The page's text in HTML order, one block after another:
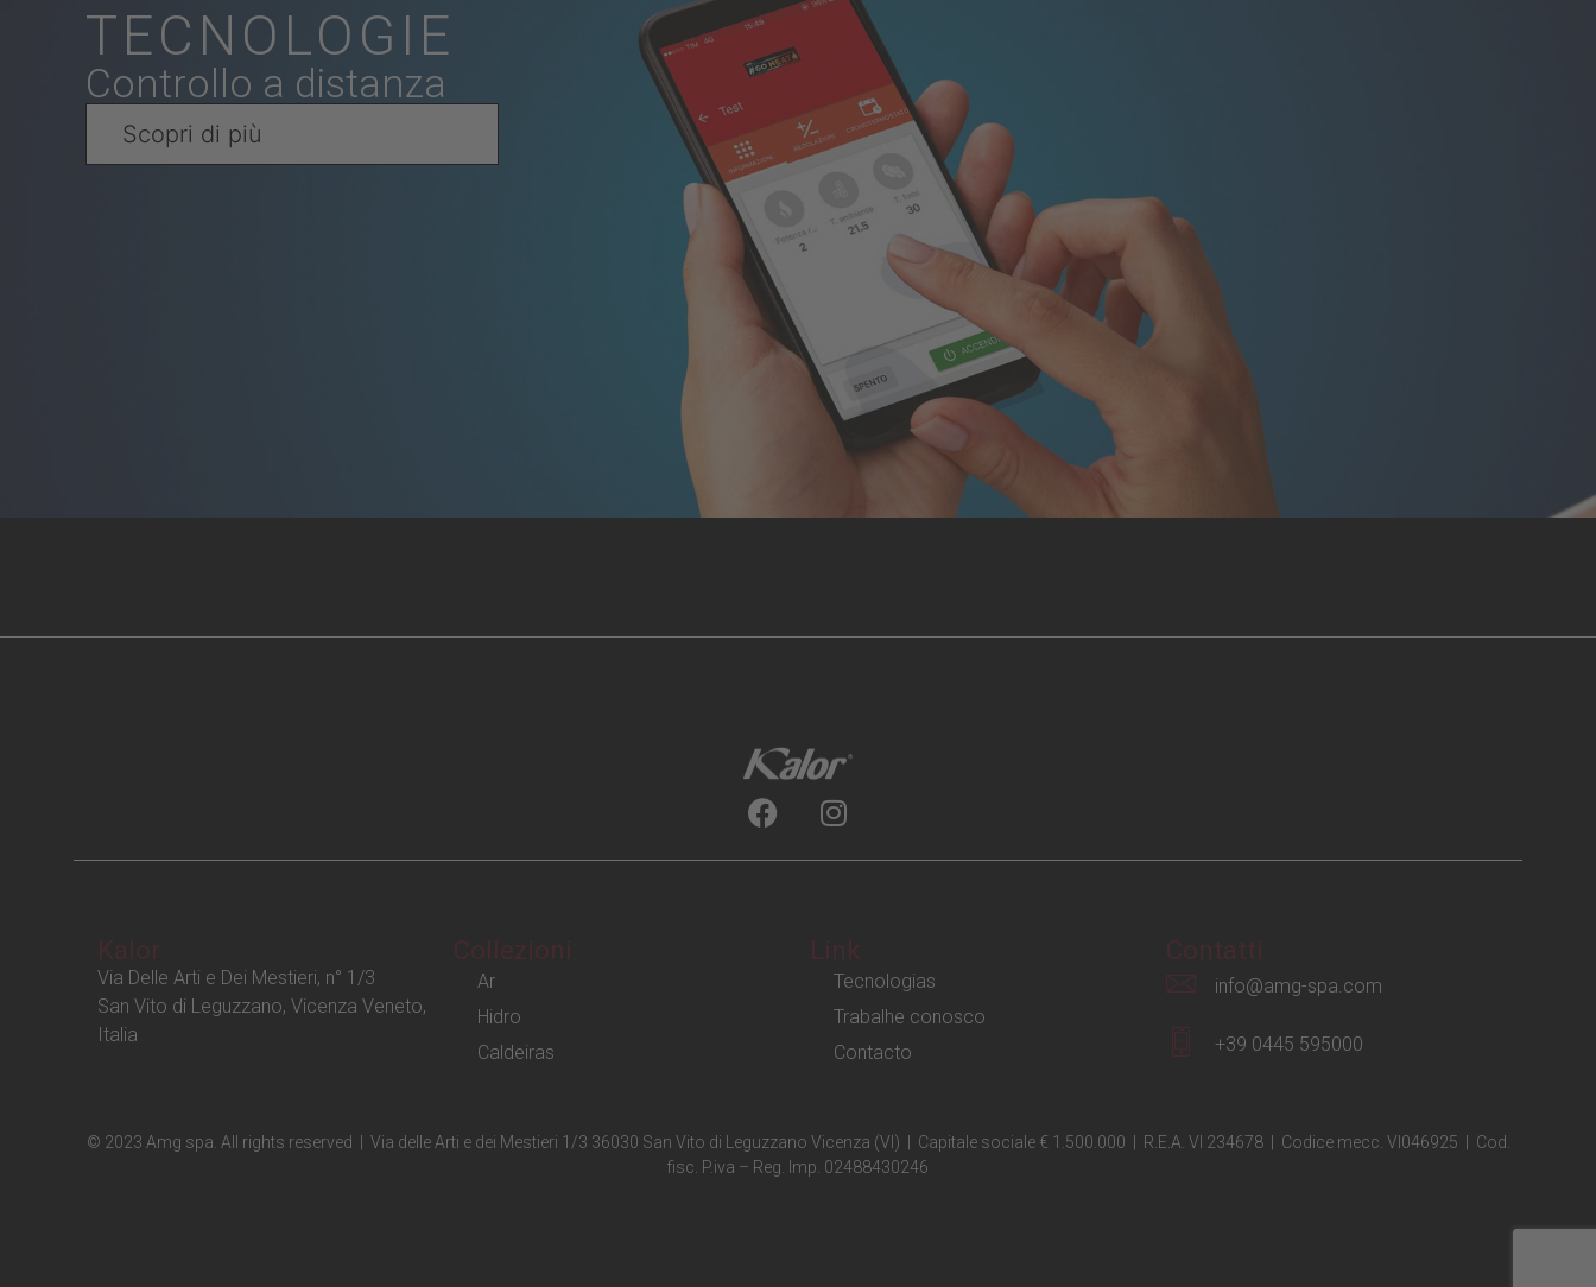
TECNOLOGIE
Controllo a distanza
Scopri di più
Kalor
Via Delle Arti e Dei Mestieri, n° 1/3
San Vito di Leguzzano, Vicenza Veneto,
Italia
Collezioni
Ar
Hidro
Caldeiras
Link
Tecnologias
Trabalhe conosco
Contacto
Contatti
info@amg-spa.com
+39 0445 595000
© 2023 Amg spa. All rights reserved | Via delle Arti e dei Mestieri 1/3 36030 San Vito di Leguzzano Vicenza (VI) | Capitale sociale € 1.500.000 | R.E.A. VI 234678 | Codice mecc. VI046925 | Cod.
fisc. P.iva – Reg. Imp. 02488430246